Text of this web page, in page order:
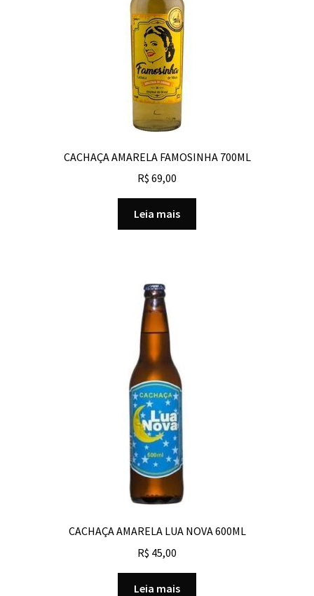
CACHAÇA AMARELA FAMOSINHA 700ML
R$ 69,00
Leia mais
CACHAÇA AMARELA LUA NOVA 600ML
R$ 45,00
Leia mais